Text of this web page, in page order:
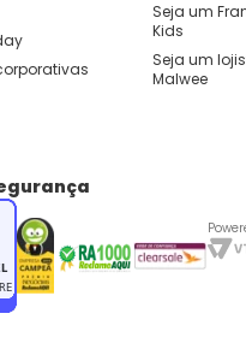
Seja um
Kids
Seja um
Malwee